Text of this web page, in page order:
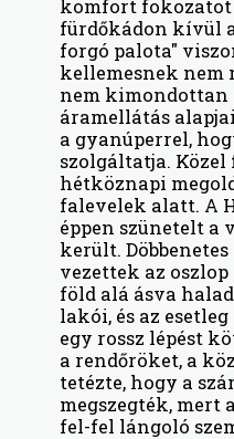
komfort fokozatot
fürdőkádon kívül
forgó palota"
kellemesnek nem
nem kimondottan
áramellátás
a gyanúperrel,
szolgáltatja.
hétköznapi
falevelek alatt. A
éppen szünetelt a
került.
vezettek az
föld alá ásva
lakói, és az
egy rossz lépést
a rendőröket, a
tetézte, hogy a
megszegték, mert
fel-fel lángoló